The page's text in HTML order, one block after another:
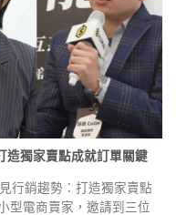
造獨家賣點成就訂單關鍵
行銷趨勢：打造獨家賣點
型電商賣家，邀請到三位